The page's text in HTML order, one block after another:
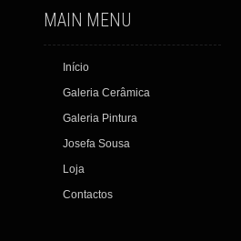
MAIN MENU
Início
Galeria Cerâmica
Galeria Pintura
Josefa Sousa
Loja
Contactos